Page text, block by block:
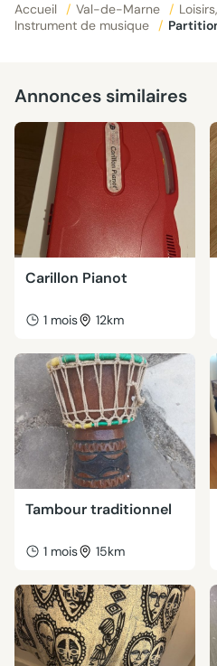
Accueil / Val-de-Marne /
Instrument de musique
/
Annonces similaires
Carillon Pianot
1 mois 12km
Tambour traditionnel
1 mois 15km